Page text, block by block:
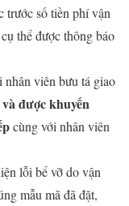
trước số tiền phí vận
thể được thông báo
nhân viên bưu tá giao
được khuyến
cùng với nhân viên
lỗi bể vỡ do vận
mẫu mã đã đặt,